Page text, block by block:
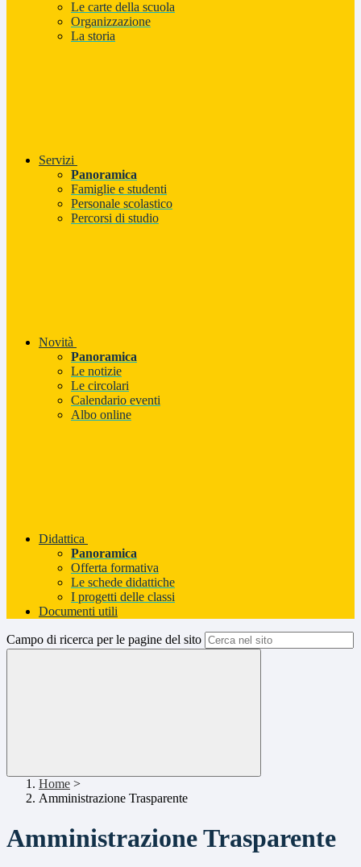
Le carte della scuola
Organizzazione
La storia
Servizi
Panoramica
Famiglie e studenti
Personale scolastico
Percorsi di studio
Novità
Panoramica
Le notizie
Le circolari
Calendario eventi
Albo online
Didattica
Panoramica
Offerta formativa
Le schede didattiche
I progetti delle classi
Documenti utili
Campo di ricerca per le pagine del sito
Home >
Amministrazione Trasparente
Amministrazione Trasparente